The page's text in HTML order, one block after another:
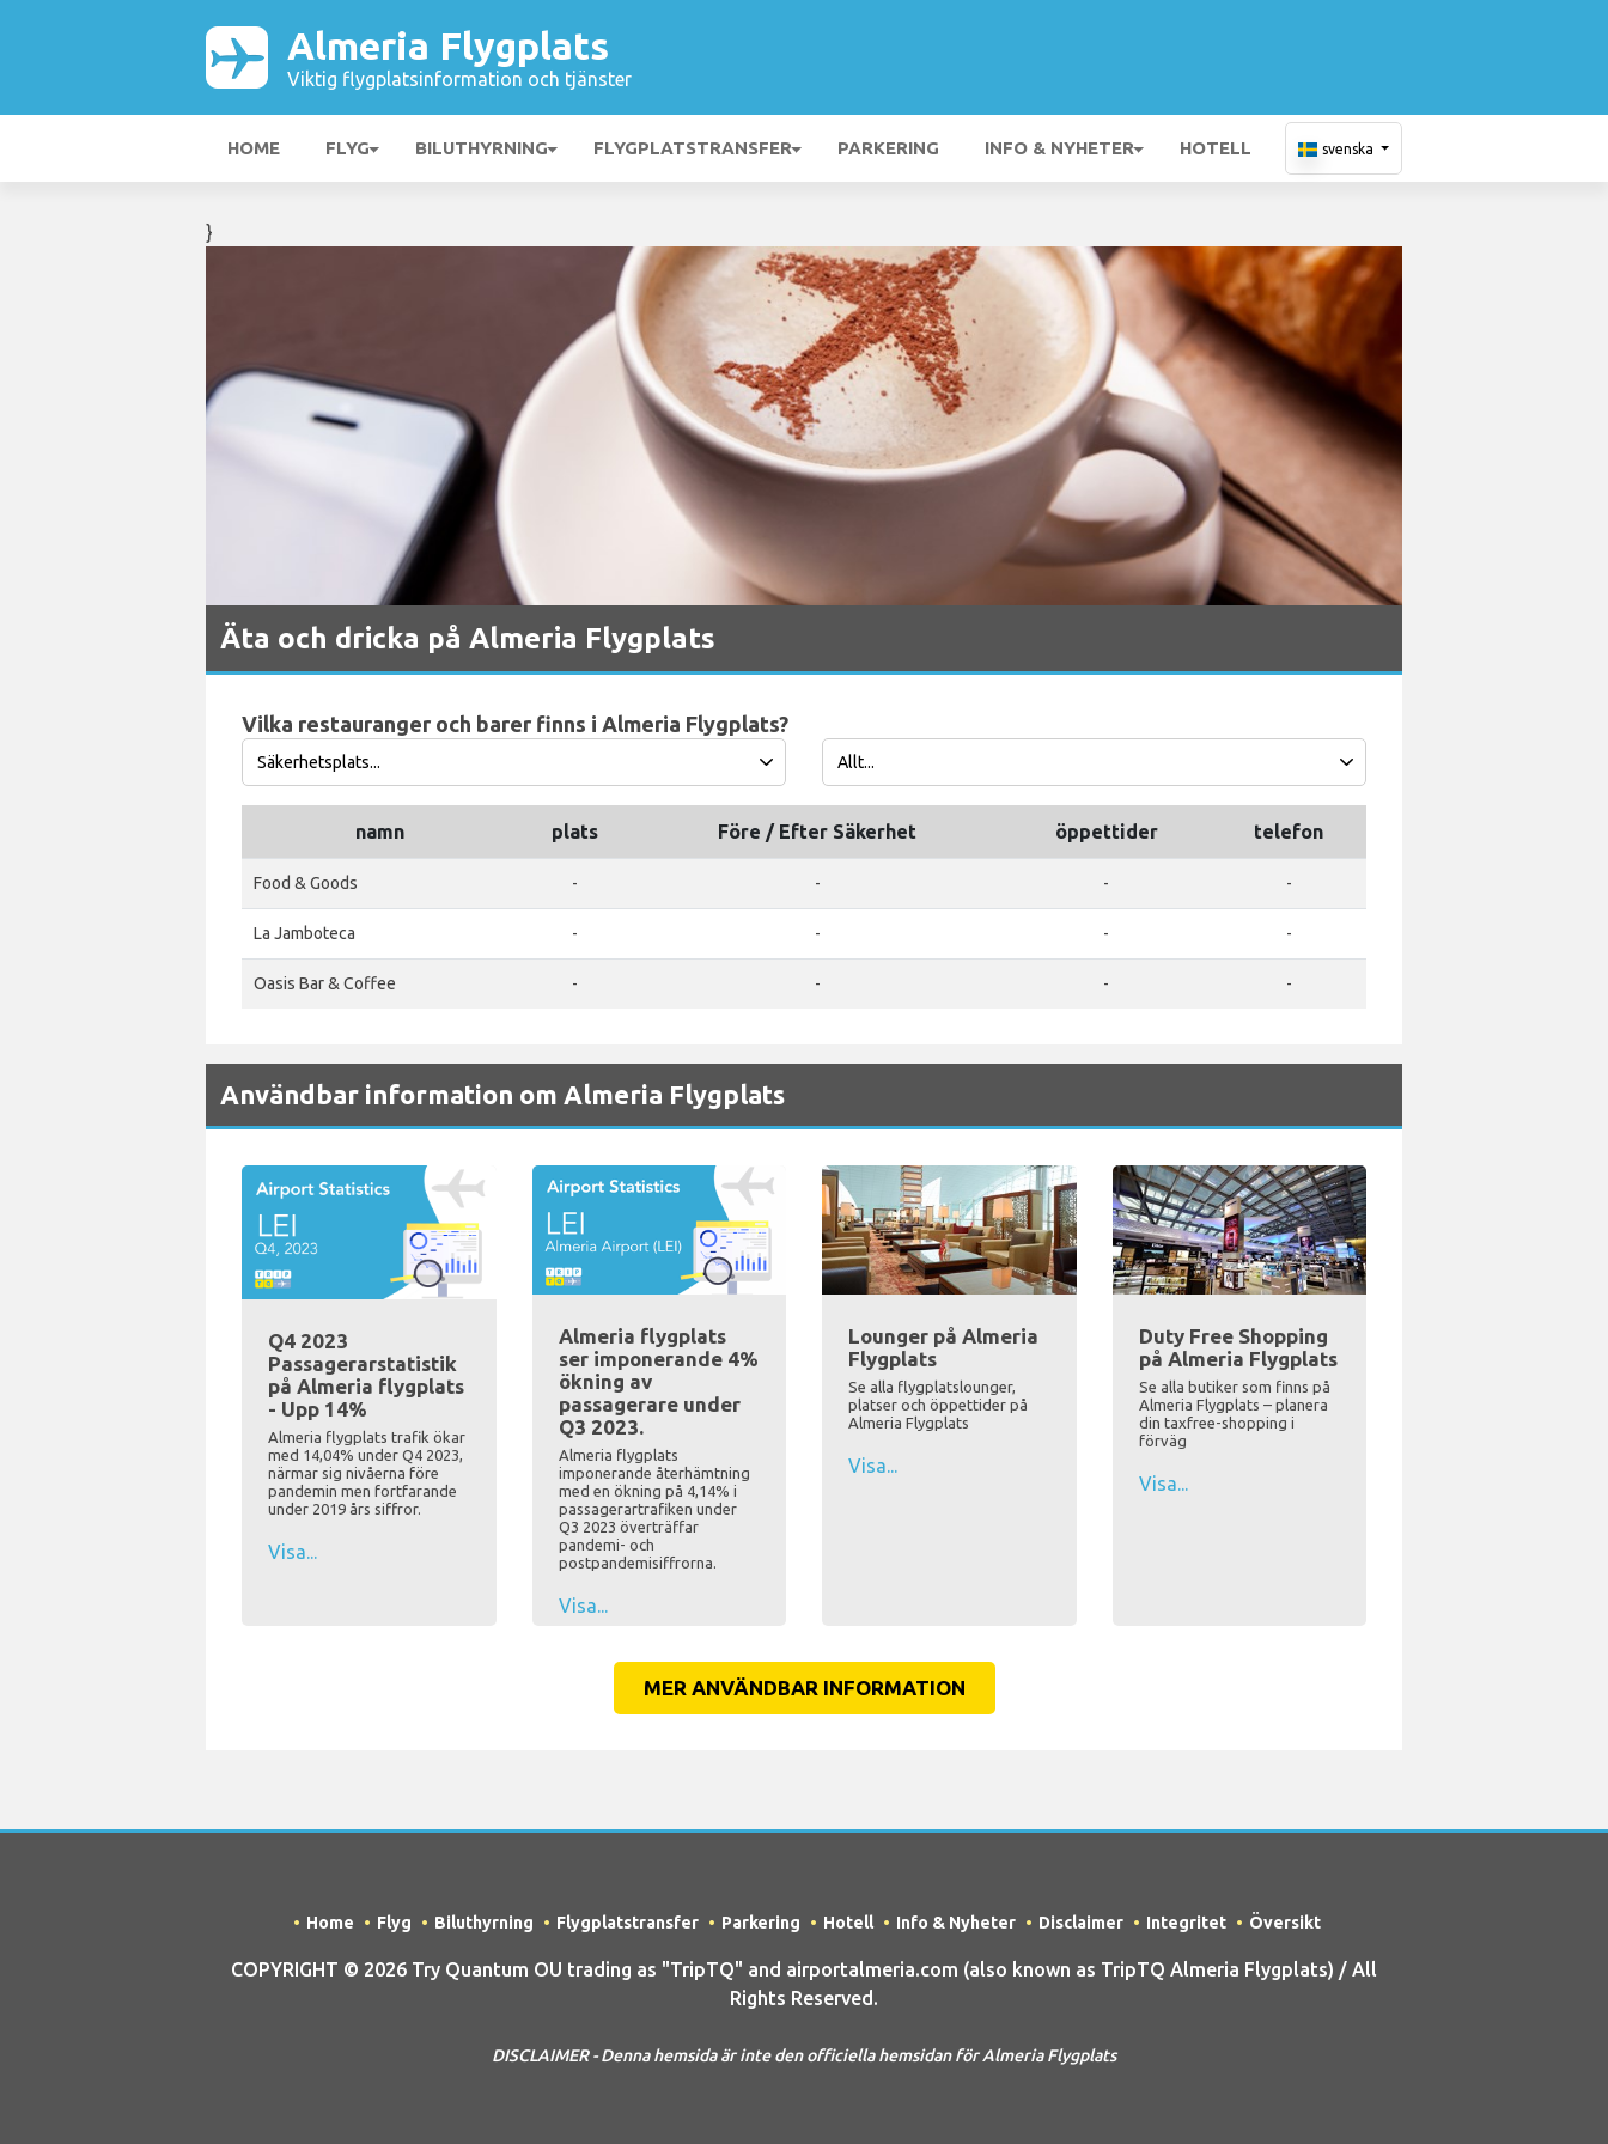
Almeria Flygplats
Viktig flygplatsinformation och tjänster
HOME FLYG BILUTHYRNING FLYGPLATSTRANSFER PARKERING INFO & NYHETER HOTELL svenska
}
Äta och dricka på Almeria Flygplats
Vilka restauranger och barer finns i Almeria Flygplats?
namn plats Före / Efter Säkerhet öppettider telefon
Food & Goods - - - -
La Jamboteca - - - -
Oasis Bar & Coffee - - - -
Användbar information om Almeria Flygplats
Q4 2023
Passagerarstatistik
på Almeria flygplats
- Upp 14%
Almeria flygplats trafik ökar
med 14,04% under Q4 2023,
närmar sig nivåerna före
pandemin men fortfarande
under 2019 års siffror.
Visa...
Almeria flygplats
ser imponerande 4%
ökning av
passagerare under
Q3 2023.
Almeria flygplats
imponerande återhämtning
med en ökning på 4,14% i
passagerartrafiken under
Q3 2023 överträffar
pandemi- och
postpandemisiffrorna.
Visa...
Lounger på Almeria
Flygplats
Se alla flygplatslounger,
platser och öppettider på
Almeria Flygplats
Visa...
Duty Free Shopping
på Almeria Flygplats
Se alla butiker som finns på
Almeria Flygplats – planera
din taxfree-shopping i
förväg
Visa...
MER ANVÄNDBAR INFORMATION
Home Flyg Biluthyrning Flygplatstransfer Parkering Hotell Info & Nyheter Disclaimer Integritet Översikt
COPYRIGHT © 2026 Try Quantum OU trading as "TripTQ" and airportalmeria.com (also known as TripTQ Almeria Flygplats) / All
Rights Reserved.
DISCLAIMER - Denna hemsida är inte den officiella hemsidan för Almeria Flygplats